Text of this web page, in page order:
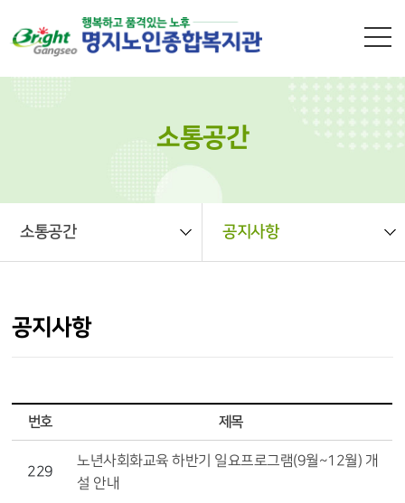
소통공간
소통공간 공지사항
공지사항
번호 제목
229
노년사회화교육 하반기 일요프로그램(9월~12월) 개
설 안내